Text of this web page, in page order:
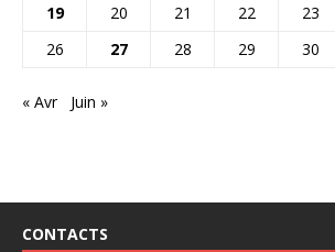
19
20 21 22 23
26
27 28 29 30
« Avr Juin »
CONTACTS